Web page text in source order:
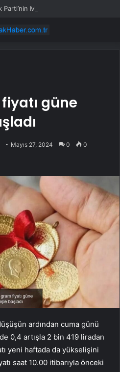
güne
Mayıs 27, 2024 0 0
ardından cuma günü
0,4 artışla 2 bin 419 liradan
yeni haftada da yükselişini
saat 10.00 itibarıyla önceki